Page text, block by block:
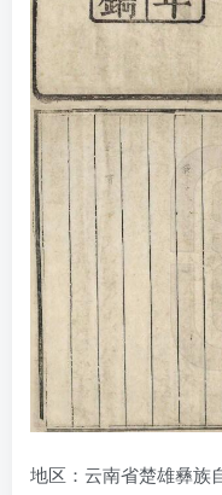
地区：云南省楚雄彝族